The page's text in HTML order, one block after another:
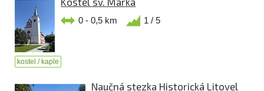
0 - 0,5 km 1 / 5
kostel / kaple
Naučná stezka Historická Litovel